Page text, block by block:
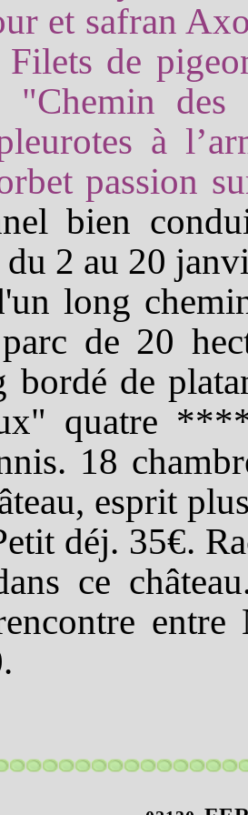
et safran
Filets de
"Chemin des
à
passion
bien
2 au 20
long
de 20
bordé de
quatre
18
esprit
déj. 35€.
ce